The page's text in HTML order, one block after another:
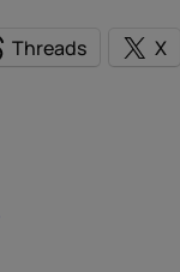
Threads X